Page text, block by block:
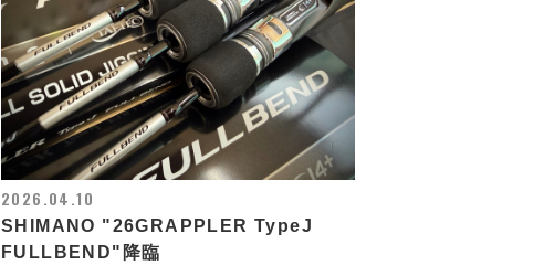
2026.04.10
SHIMANO "26GRAPPLER TypeJ
FULLBEND"降臨